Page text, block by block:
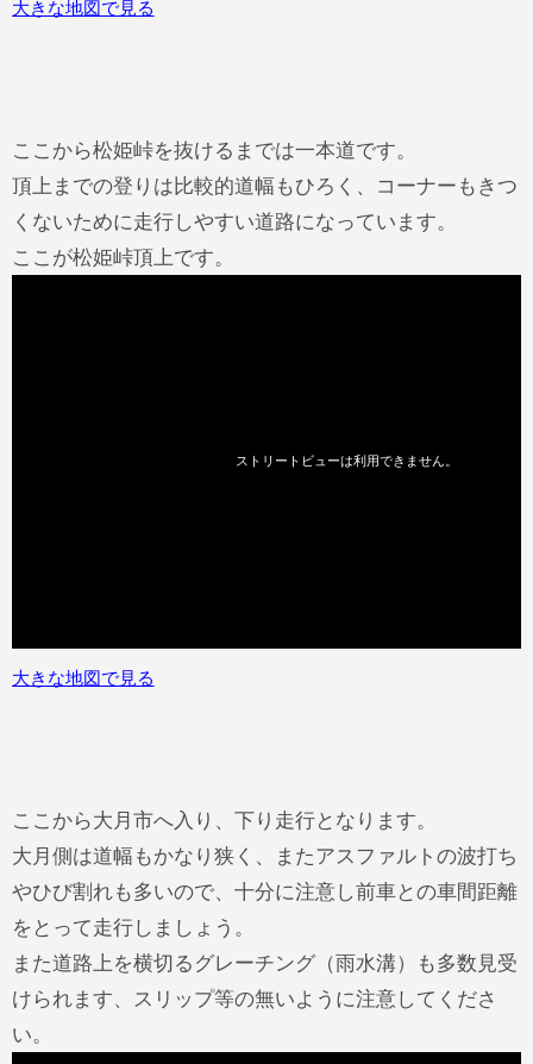
大きな地図で見る
ここから松姫峠を抜けるまでは一本道です。
頂上までの登りは比較的道幅もひろく、コーナーもきつ
くないために走行しやすい道路になっています。
ここが松姫峠頂上です。
大きな地図で見る
ここから大月市へ入り、下り走行となります。
大月側は道幅もかなり狭く、またアスファルトの波打ち
やひび割れも多いので、十分に注意し前車との車間距離
をとって走行しましょう。
また道路上を横切るグレーチング（雨水溝）も多数見受
けられます、スリップ等の無いように注意してくださ
い。